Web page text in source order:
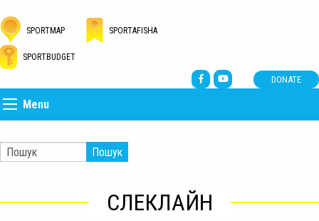
SPORTMAP SPORTAFISHA
SPORTBUDGET
DONATE
Menu
Пошук
СЛЕКЛАЙН